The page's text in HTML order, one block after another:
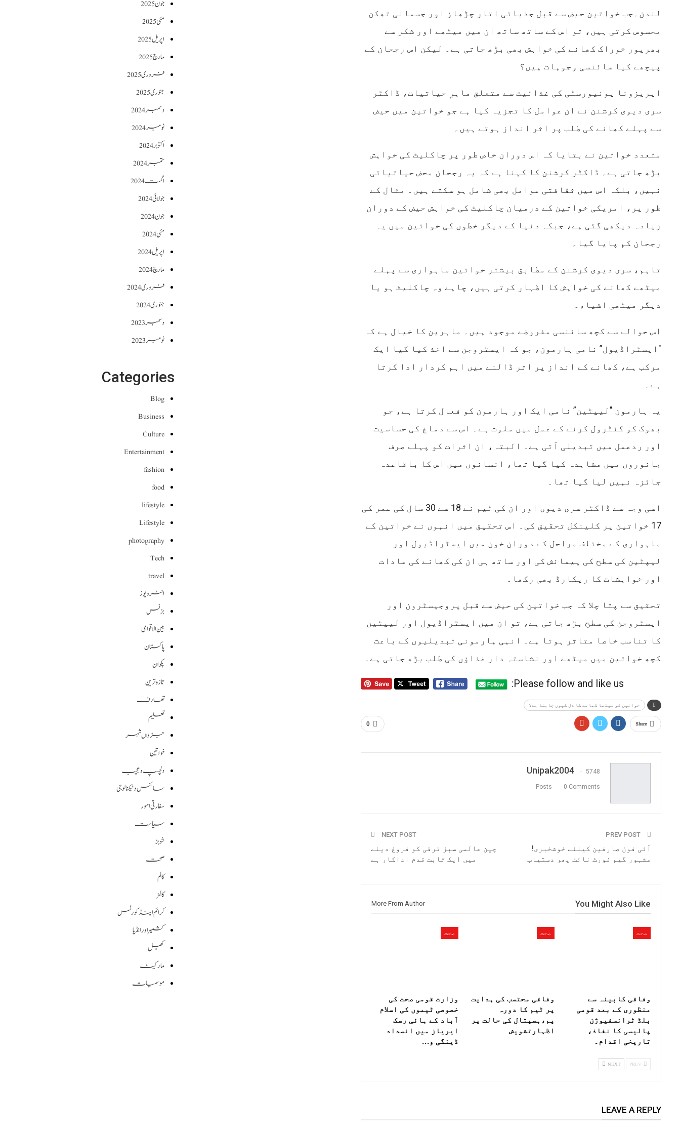
لندن۔جب خواتین حیض سے قبل جذباتی اتار چڑھاؤ اور جسمانی تھکن
محسوس کرتی ہیں، تو اس کے ساتھ ساتھ ان میں میٹھے اور شکر سے
بھرپور خوراک کھانے کی خواہش بھی بڑھ جاتی ہے۔ لیکن اس رجحان کے
پیچھے کیا سائنسی وجوہات ہیں؟
ایریزونا یونیورسٹی کی غذائیت سے متعلق ماہرِ حیاتیات، ڈاکٹر
سری دیوی کرشنن نے ان عوامل کا تجزیہ کیا ہے جو خواتین میں حیض
سے پہلے کھانے کی طلب پر اثر انداز ہوتے ہیں۔
متعدد خواتین نے بتایا کہ اس دوران خاص طور پر چاکلیٹ کی خواہش
بڑھ جاتی ہے۔ ڈاکٹر کرشنن کا کہنا ہے کہ یہ رجحان محض حیاتیاتی
نہیں، بلکہ اس میں ثقافتی عوامل بھی شامل ہو سکتے ہیں۔ مثال کے
طور پر، امریکی خواتین کے درمیان چاکلیٹ کی خواہش حیض کے دوران
زیادہ دیکھی گئی ہے، جبکہ دنیا کے دیگر خطوں کی خواتین میں یہ
رجحان کم پایا گیا۔
تاہم، سری دیوی کرشنن کے مطابق بیشتر خواتین ماہواری سے پہلے
میٹھے کھانے کی خواہش کا اظہار کرتی ہیں، چاہے وہ چاکلیٹ ہو یا
دیگر میٹھی اشیاء۔
اس حوالے سے کچھ سائنسی مفروضے موجود ہیں۔ ماہرین کا خیال ہے کہ
"ایسٹراڈیول” نامی ہارمون، جو کہ ایسٹروجن سے اخذ کیا گیا ایک
مرکب ہے، کھانے کے انداز پر اثر ڈالنے میں اہم کردار ادا کرتا
ہے۔
یہ ہارمون "لیپٹین” نامی ایک اور ہارمون کو فعال کرتا ہے، جو
بھوک کو کنٹرول کرنے کے عمل میں ملوث ہے۔ اس سے دماغ کی حساسیت
اور ردعمل میں تبدیلی آتی ہے۔ البتہ، ان اثرات کو پہلے صرف
جانوروں میں مشاہدہ کیا گیا تھا، انسانوں میں اس کا باقاعدہ
جائزہ نہیں لیا گیا تھا۔
اسی وجہ سے ڈاکٹر سری دیوی اور ان کی ٹیم نے 18 سے 30 سال کی عمر کی
17 خواتین پر کلینکل تحقیق کی۔ اس تحقیق میں انہوں نے خواتین کے
ماہواری کے مختلف مراحل کے دوران خون میں ایسٹراڈیول اور
لیپٹین کی سطح کی پیمائش کی اور ساتھ ہی ان کی کھانے کی عادات
اور خواہشات کا ریکارڈ بھی رکھا۔
تحقیق سے پتا چلا کہ جب خواتین کی حیض سے قبل پروجیسٹرون اور
ایسٹروجن کی سطح بڑھ جاتی ہے، تو ان میں ایسٹراڈیول اور لیپٹین
کا تناسب خاصا متاثر ہوتا ہے۔ انہی ہارمونی تبدیلیوں کے باعث
کچھ خواتین میں میٹھے اور نشاستہ دار غذاؤں کی طلب بڑھ جاتی ہے۔
Please follow and like us:
خواتین کو میٹھا کھانے کا دل کیوں چاہتا ہے؟
0 Share
Unipak2004 5748
Posts 0 Comments
آئی فون صارفین کیلئے خوشخبری!
مشہور گیم فورٹ نائٹ پھر دستیاب
NEXT POST
چین عالمی سبز ترقی کو فروغ دینے
میں ایک ثابت قدم اداکار ہے
You Might Also Like
More From Author
صحت
وفاقی کابینہ سے
منظوری کے بعد قومی
بلڈ ٹرانسفیوژن
پالیسی کا نفاذ،
تاریخی اقدام۔
صحت
وفاقی محتسب کی ہدایت
پر ٹیم کا دورہ
پم،ہسپتال کی حالت پر
اظہارتشویش
صحت
وزارت قومی صحت کی
خصوصی ٹیموں کی اسلام
آباد کے ہائی رسک
ایریاز میں انسداد
ڈینگی و…
NEXT
LEAVE A REPLY
جون 2025
مئی 2025
اپریل 2025
مارچ 2025
فروری 2025
جنوری 2025
دسمبر 2024
نومبر 2024
اکتوبر 2024
ستمبر 2024
اگست 2024
جولائی 2024
جون 2024
مئی 2024
اپریل 2024
مارچ 2024
فروری 2024
جنوری 2024
دسمبر 2023
نومبر 2023
Categories
Blog
Business
Culture
Entertainment
fashion
food
lifestyle
Lifestyle
photography
Tech
travel
انٹرویوز
بزنس
بین الاقوامی
پاکستان
پکوان
تازہ ترین
تعارف
تعلیم
جڑواں شہر
خواتین
دلچسپ و عجیب
سائنس وٹیکنالوجی
سفارتی امور
سیاست
شوبز
صحت
کالم
کالمز
کرائم اینڈ کورٹس
کشمیر اور انڈیا
کھیل
مارکیٹ
موسمیات